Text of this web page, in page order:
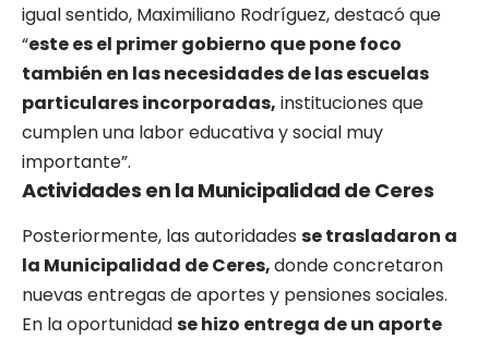
igual sentido, Maximiliano Rodríguez, destacó que
“este es el primer gobierno que pone foco
también en las necesidades de las escuelas
particulares incorporadas, instituciones que
cumplen una labor educativa y social muy
importante”.
Actividades en la Municipalidad de Ceres
Posteriormente, las autoridades se trasladaron a
la Municipalidad de Ceres,donde concretaron
nuevas entregas de aportes y pensiones sociales.
En la oportunidadse hizo entrega de un aporte